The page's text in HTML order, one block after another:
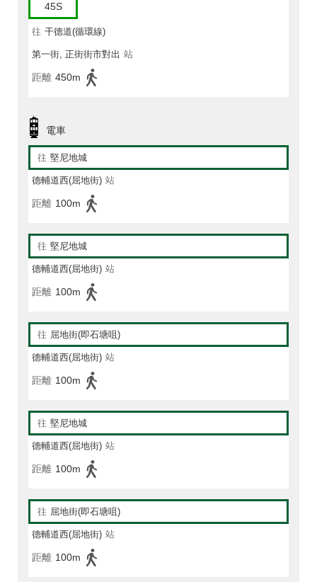
45S
往 干德道(循環線)
第一街, 正街街市對出 站
距離 450m
電車
往 堅尼地城
德輔道西(屈地街) 站
距離 100m
往 堅尼地城
德輔道西(屈地街) 站
距離 100m
往 屈地街(即石塘咀)
德輔道西(屈地街) 站
距離 100m
往 堅尼地城
德輔道西(屈地街) 站
距離 100m
往 屈地街(即石塘咀)
德輔道西(屈地街) 站
距離 100m